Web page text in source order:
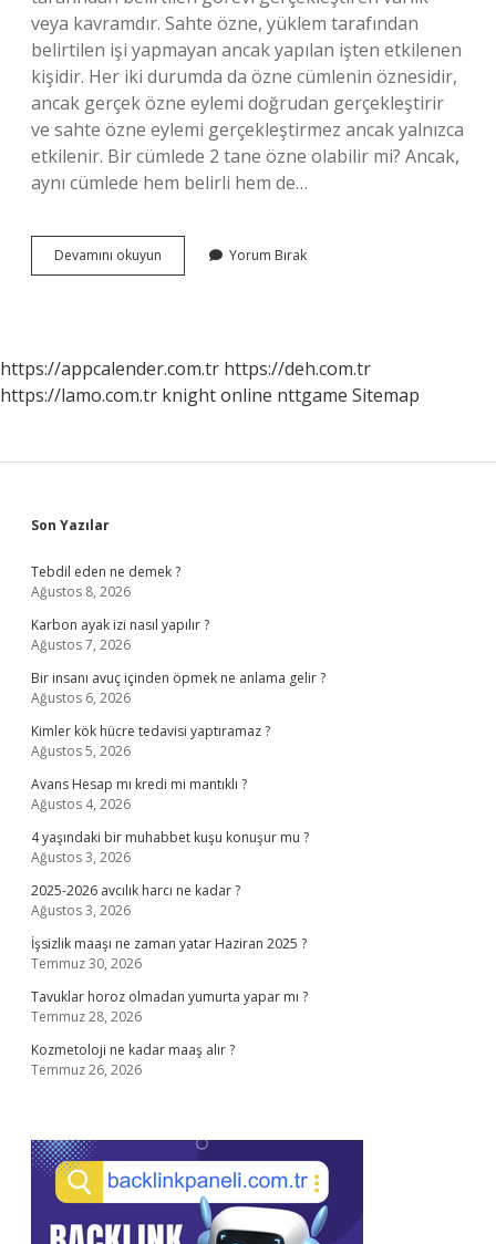
veya kavramdır. Sahte özne, yüklem tarafından
belirtilen işi yapmayan ancak yapılan işten etkilenen
kişidir. Her iki durumda da özne cümlenin öznesidir,
ancak gerçek özne eylemi doğrudan gerçekleştirir
ve sahte özne eylemi gerçekleştirmez ancak yalnızca
etkilenir. Bir cümlede 2 tane özne olabilir mi? Ancak,
aynı cümlede hem belirli hem de…
Devamını okuyun
Çeşit
Yorum Bırak
https://appcalender.com.tr https://deh.com.tr
https://lamo.com.tr knight online nttgame Sitemap
Sidebar
Son Yazılar
Tebdil eden ne demek ?
Ağustos 8, 2026
Karbon ayak izi nasıl yapılır ?
Ağustos 7, 2026
Bir insanı avuç içinden öpmek ne anlama gelir ?
Ağustos 6, 2026
Kimler kök hücre tedavisi yaptıramaz ?
Ağustos 5, 2026
Avans Hesap mı kredi mi mantıklı ?
Ağustos 4, 2026
4 yaşındaki bir muhabbet kuşu konuşur mu ?
Ağustos 3, 2026
2025-2026 avcılık harcı ne kadar ?
Ağustos 3, 2026
İşsizlik maaşı ne zaman yatar Haziran 2025 ?
Temmuz 30, 2026
Tavuklar horoz olmadan yumurta yapar mı ?
Temmuz 28, 2026
Kozmetoloji ne kadar maaş alır ?
Temmuz 26, 2026